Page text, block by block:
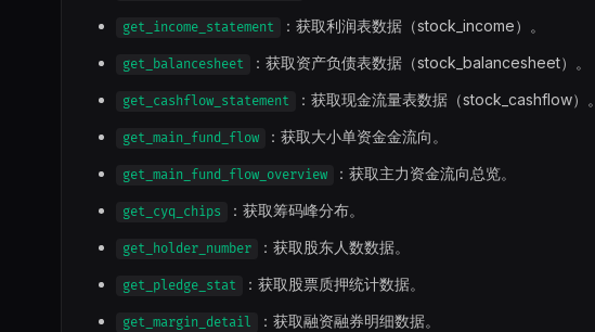
get_income_statement ：获取利润表数据（stock_income）。
get_balancesheet ：获取资产负债表数据（stock_balancesheet）。
get_cashflow_statement ：获取现金流量表数据（stock_cashflow）。
get_main_fund_flow ：获取大小单资金金流向。
get_main_fund_flow_overview ：获取主力资金流向总览。
get_cyq_chips ：获取筹码峰分布。
get_holder_number ：获取股东人数数据。
get_pledge_stat ：获取股票质押统计数据。
get_margin_detail ：获取融资融券明细数据。